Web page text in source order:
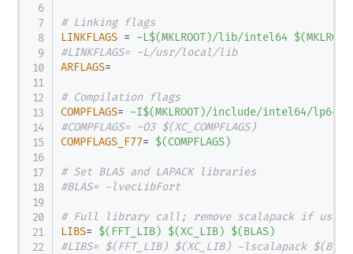
# Linking flags
LINKFLAGS = -L$(MKLROOT)/lib/intel64
#LINKFLAGS= -L/usr/local/lib
ARFLAGS=
# Compilation flags
COMPFLAGS= -I$(MKLROOT)/include/intel64/lp64 -
#COMPFLAGS= -O3 $(XC_COMPFLAGS)
COMPFLAGS_F77= $(COMPFLAGS)
# Set BLAS and LAPACK libraries
#BLAS= -lvecLibFort
# Full library call; remove scalapack if using
LIBS= $(FFT_LIB) $(XC_LIB) $(BLAS)
#LIBS= $(FFT_LIB) $(XC_LIB) -lscalapack